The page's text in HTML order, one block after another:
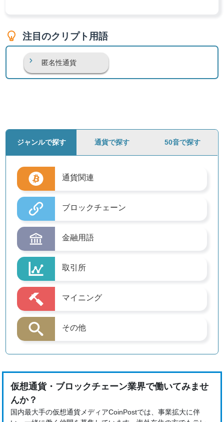
注目のクリプト用語
匿名性通貨
ジャンルで探す 通貨で探す 50音で探す
通貨関連
ブロックチェーン
金融用語
取引所
マイニング
その他
仮想通貨・ブロックチェーン業界で働いてみませ
んか？
国内最大手の仮想通貨メディアCoinPostでは、事業拡大に伴